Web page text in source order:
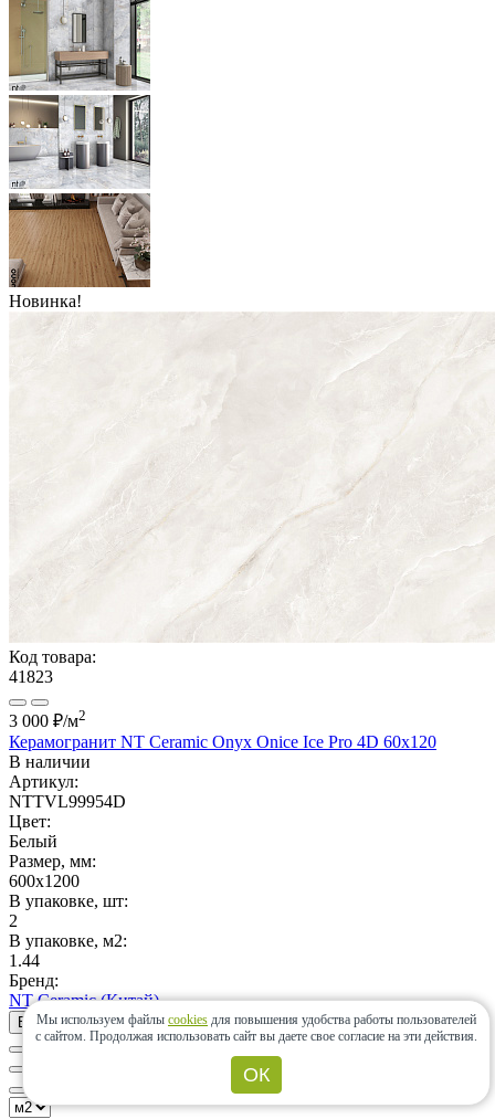
Новинка!
Код товара:
41823
3 000 ₽/м2
Керамогранит NT Ceramic Onyx Onice Ice Pro 4D 60x120
В наличии
Артикул:
NTTVL99954D
Цвет:
Белый
Размер, мм:
600x1200
В упаковке, шт:
2
В упаковке, м2:
1.44
Бренд:
NT Ceramic (Китай)
В корзину
Мы используем файлы cookies для повышения удобства работы пользователей
с сайтом. Продолжая использовать сайт вы даете свое согласие на эти действия.
ОК